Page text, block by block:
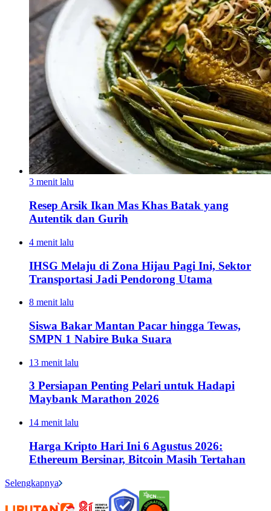
3 menit lalu
Resep Arsik Ikan Mas Khas Batak yang
Autentik dan Gurih
4 menit lalu
IHSG Melaju di Zona Hijau Pagi Ini, Sektor
Transportasi Jadi Pendorong Utama
8 menit lalu
Siswa Bakar Mantan Pacar hingga Tewas,
SMPN 1 Nabire Buka Suara
13 menit lalu
3 Persiapan Penting Pelari untuk Hadapi
Maybank Marathon 2026
14 menit lalu
Harga Kripto Hari Ini 6 Agustus 2026:
Ethereum Bersinar, Bitcoin Masih Tertahan
Selengkapnya